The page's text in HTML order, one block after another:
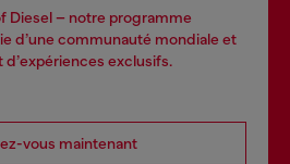
Diesel – notre programme
d’une communauté mondiale et
d’expériences exclusifs.
vous maintenant